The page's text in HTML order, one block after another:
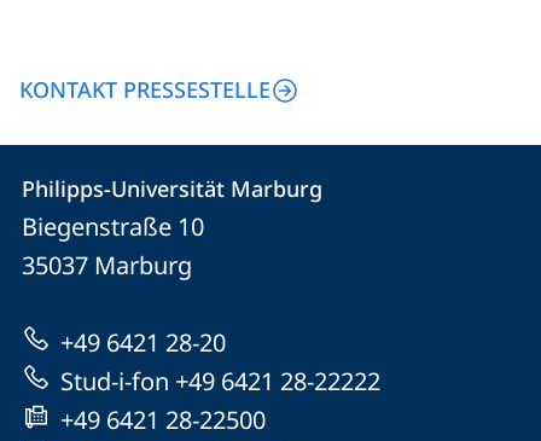
KONTAKT PRESSESTELLE
Kontakt
und
Informationen
zur
Website
Kontaktinformationen
Philipps-
Universität
Philipps-Universität Marburg
Biegenstraße 10
35037 Marburg
+49 6421 28-20
Stud-i-fon +49 6421 28-22222
+49 6421 28-22500